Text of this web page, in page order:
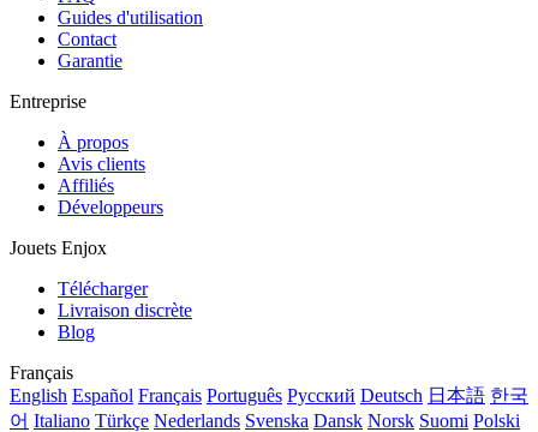
Guides d'utilisation
Contact
Garantie
Entreprise
À propos
Avis clients
Affiliés
Développeurs
Jouets Enjox
Télécharger
Livraison discrète
Blog
Français
English Español Français Português Русский Deutsch 日本語 한국
어 Italiano Türkçe Nederlands Svenska Dansk Norsk Suomi Polski